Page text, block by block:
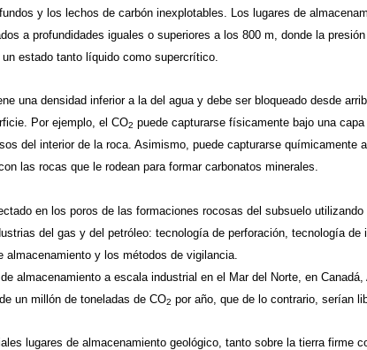
y los lechos de carbón inexplotables. Los lugares de
a profundidades iguales o superiores a los 800 m, donde la presión
un estado tanto líquido como supercrítico.
una densidad inferior a la del agua y debe ser bloqueado desde
Por ejemplo, el CO2 puede capturarse físicamente bajo una
del interior de la roca. Asimismo, puede capturarse químicamente al
las rocas que le rodean para formar carbonatos minerales.
en los poros de las formaciones rocosas del subsuelo
del gas y del petróleo: tecnología de perforación, tecnología
y los métodos de vigilancia.
almacenamiento a escala industrial en el Mar del Norte, en
un millón de toneladas de CO2 por año, que de lo contrario, serían
lugares de almacenamiento geológico, tanto sobre la tierra firme